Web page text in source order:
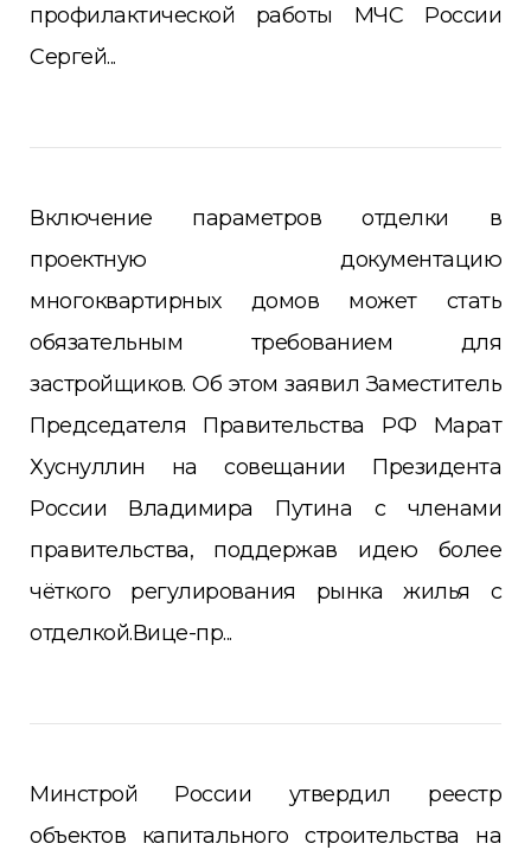
профилактической работы МЧС России
Сергей...
Включение параметров отделки в
проектную документацию
многоквартирных домов может стать
обязательным требованием для
застройщиков. Об этом заявил Заместитель
Председателя Правительства РФ Марат
Хуснуллин на совещании Президента
России Владимира Путина с членами
правительства, поддержав идею более
чёткого регулирования рынка жилья с
отделкой.Вице-пр...
Минстрой России утвердил реестр
объектов капитального строительства на